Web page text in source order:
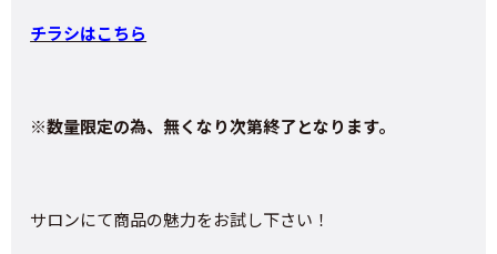
チラシはこちら
※数量限定の為、無くなり次第終了となります。
サロンにて商品の魅力をお試し下さい！